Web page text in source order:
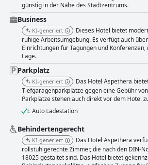
trägt zusammen mit dem aufmerksamen Personal
angenehmen kulinarischen Erlebnis bei. Ebenso
Hotelrestaurant für sein köstliches Essen, die
den ausgezeichneten Service gelobt, obwohl es
Schließungen kommt und es an veganen Optionen mangelt.
werden als geräumig, sauber und modern mit
gepflegten Einrichtungen beschrieben.
werden für ihre Größe und Sauberkeit geschätzt.
Beschwerden über enge Duschen und fehlende
Gesamtstimmung von Komfort und Gemütlichkeit
konsequente Sauberkeit des Hotels erstreckt sich
schafft eine makellose Umgebung, die die Gäste
empfinden. Das Personal des Hotel Aspethera wird wiederholt für seine
gesamte Gästeerlebnis verbessert. Von der
Reinigungspersonal hinterlässt das herzliche und
Auftreten des Personals einen bleibenden
erstreckt sich auf Annehmlichkeiten wie starkes
sichere Parkmöglichkeiten und Ladestationen für
günstig in der Nähe des Stadtzentrums.
Business
KI-generiert
Dieses Hotel bietet
ruhige Arbeitsumgebung. Es verfügt auch
Einrichtungen für Tagungen und
Lage.
Parkplatz
KI-generiert
Das Hotel Aspethera
Tiefgaragenparkplätze gegen eine Gebühr
Parkplätze stehen auch direkt vor dem Hotel
E Auto Ladestation
Behindertengerecht
KI-generiert
Das Hotel Aspethera
rollstuhlgerechte Zimmer, die nach den DIN-
18025 gestaltet sind. Das Hotel bietet